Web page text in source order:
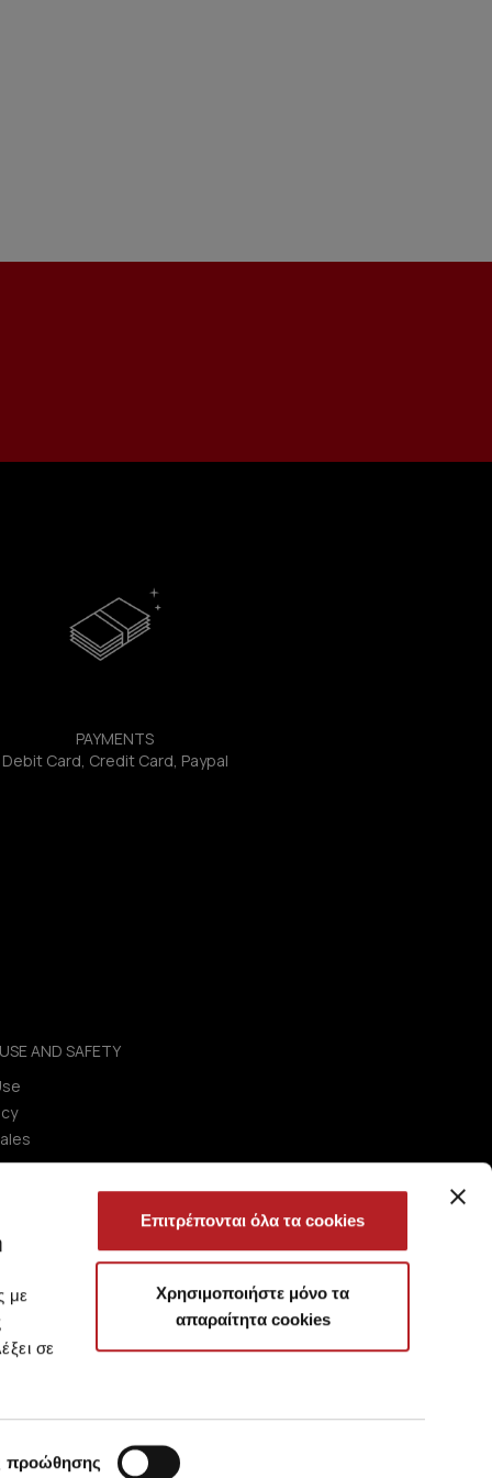
με
σε
προώθησης
Επιτρέπονται όλα τα cookies
Χρησιμοποιήστε μόνο τα
απαραίτητα cookies
PAYMENTS
Debit Card, Credit Card, Paypal
AND SAFETY